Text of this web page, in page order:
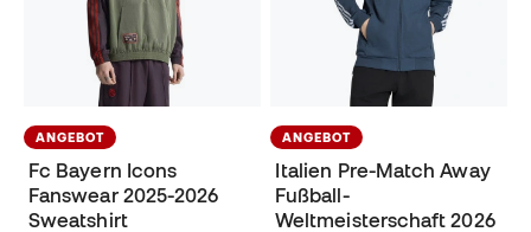
ANGEBOT
Fc Bayern Icons
Fanswear 2025-2026
Sweatshirt
ANGEBOT
Italien Pre-Match Away
Fußball-
Weltmeisterschaft 2026